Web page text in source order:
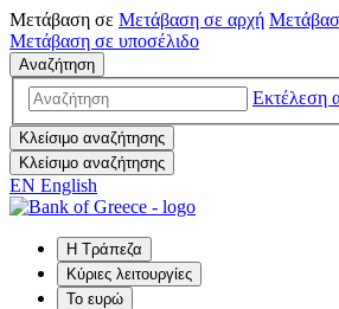
Μετάβαση σε Μετάβαση σε αρχή
Μετάβαση σε υποσέλιδο
Αναζήτηση
Εκτέλεση
Κλείσιμο αναζήτησης
Κλείσιμο αναζήτησης
EN English
Η Τράπεζα
Κύριες λειτουργίες
Το ευρώ